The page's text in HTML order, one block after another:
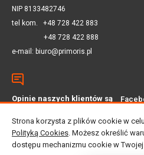
NIP 8133482746
tel kom. +48 728 422 883
+48 728 422 888
e-mail: biuro@primoris.pl
Opinie naszych klientów są
© 2025 Primoris Sp. z o.o. Wszystkie
Strona korzysta z plików cookie w
Polityką Cookies. Możesz określić
dostępu mechanizmu cookie w